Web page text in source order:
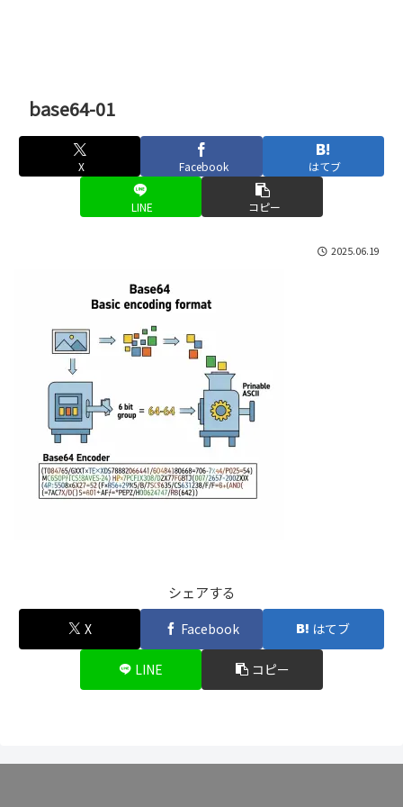
base64-01
X Facebook はてブ
LINE コピー
2025.06.19
シェアする
X Facebook はてブ
LINE コピー